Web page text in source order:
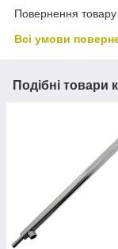
Повернення
Всі умови
Подібні товари